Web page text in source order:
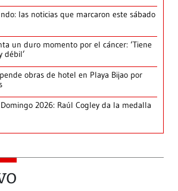
las noticias que marcaron este sábado
un duro momento por el cáncer: ‘Tiene
débil’
obras de hotel en Playa Bijao por
2026: Raúl Cogley da la medalla